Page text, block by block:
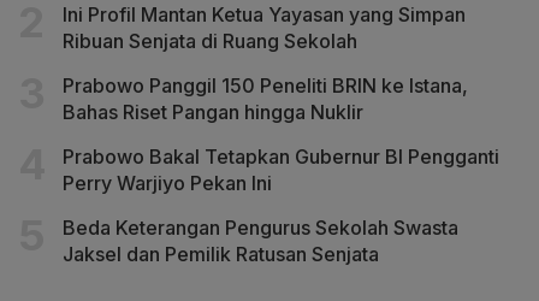
Ini Profil Mantan Ketua Yayasan yang Simpan
Ribuan Senjata di Ruang Sekolah
Prabowo Panggil 150 Peneliti BRIN ke Istana,
Bahas Riset Pangan hingga Nuklir
Prabowo Bakal Tetapkan Gubernur BI Pengganti
Perry Warjiyo Pekan Ini
Beda Keterangan Pengurus Sekolah Swasta
Jaksel dan Pemilik Ratusan Senjata